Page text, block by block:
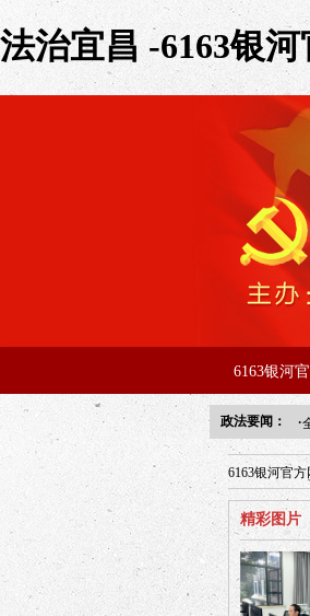
法治宜昌 -6163银
6163银河
政法要闻： ·
6163银河官方
精彩图片